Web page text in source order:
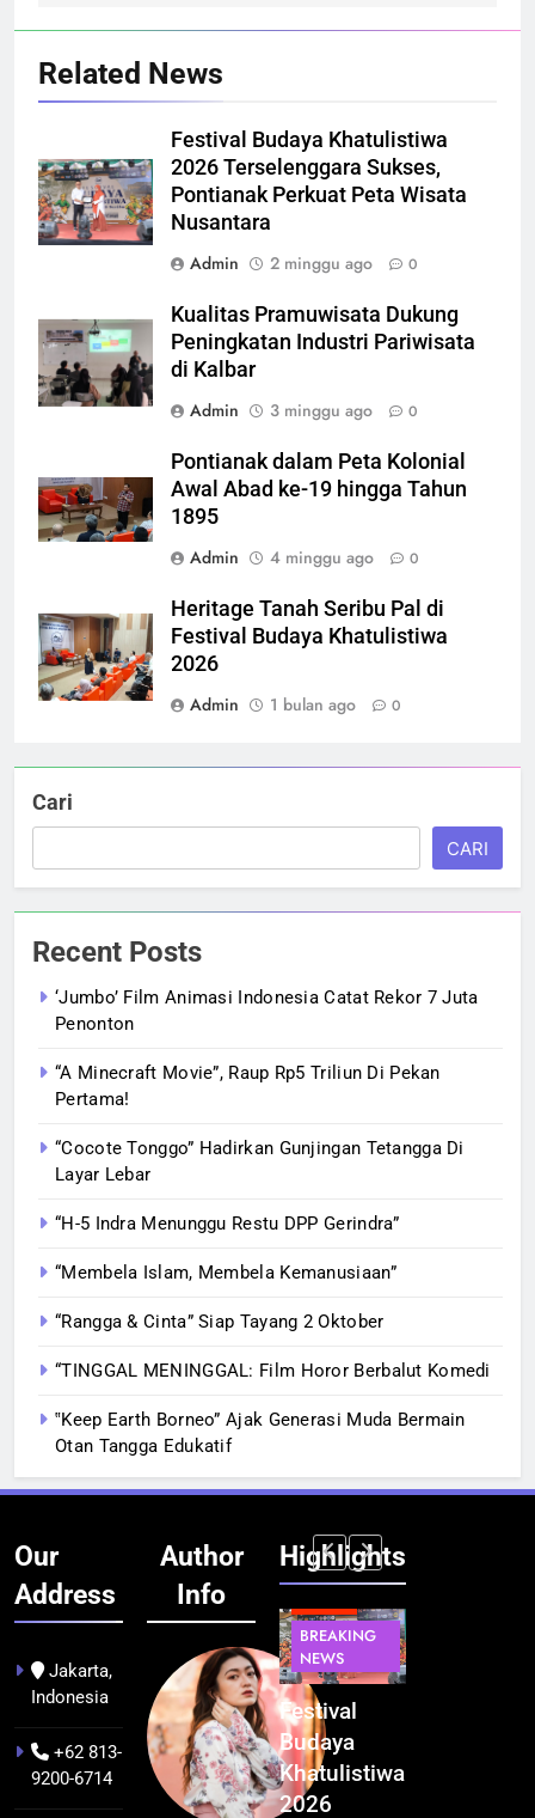
Related News
Festival Budaya Khatulistiwa
2026 Terselenggara Sukses,
Pontianak Perkuat Peta Wisata
Nusantara
Admin
2 minggu ago 0
Kualitas Pramuwisata Dukung
Peningkatan Industri Pariwisata
di Kalbar
Admin
3 minggu ago 0
Pontianak dalam Peta Kolonial
Awal Abad ke-19 hingga Tahun
1895
Admin
4 minggu ago 0
Heritage Tanah Seribu Pal di
Festival Budaya Khatulistiwa
2026
Admin
1 bulan ago 0
Cari
CARI
Recent Posts
‘Jumbo’ Film Animasi Indonesia Catat Rekor 7 Juta
Penonton
“A Minecraft Movie”, Raup Rp5 Triliun Di Pekan
Pertama!
“Cocote Tonggo” Hadirkan Gunjingan Tetangga Di
Layar Lebar
“H-5 Indra Menunggu Restu DPP Gerindra”
“Membela Islam, Membela Kemanusiaan”
“Rangga & Cinta” Siap Tayang 2 Oktober
“TINGGAL MENINGGAL: Film Horor Berbalut Komedi
‟Keep Earth Borneo” Ajak Generasi Muda Bermain
Otan Tangga Edukatif
Our
Address
Jakarta,
Indonesia
+62 813-
9200-6714
Author
Info
Highlights
BERITA
NEWS
Kualitas
Pramuwisata
Dukung
Peningkatan
TEKNOLOGI
Indonesia
Resmi
Bangun AI
Factory
BREAKING
NEWS
Festival
Budaya
Khatulistiwa
2026